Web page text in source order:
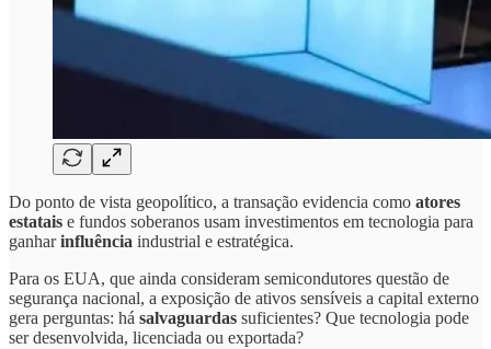
Do ponto de vista geopolítico, a transação evidencia como atores
estatais e fundos soberanos usam investimentos em tecnologia para
ganharinfluência industrial e estratégica.
Para os EUA, que ainda consideram semicondutores questão de
segurança nacional, a exposição de ativos sensíveis a capital externo
gera perguntas: há salvaguardas suficientes? Que tecnologia pode
ser desenvolvida, licenciada ou exportada?